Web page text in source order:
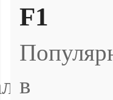
F1
в